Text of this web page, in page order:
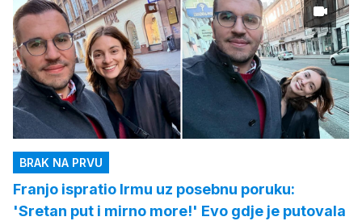
BRAK NA PRVU
Franjo ispratio Irmu uz posebnu poruku:
'Sretan put i mirno more!' Evo gdje je putovala